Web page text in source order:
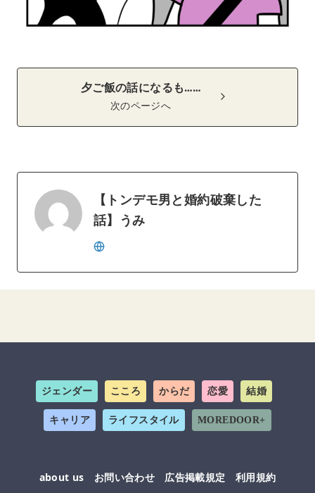
夕ご飯の話になるも……
次のページへ
【トンデモ男と婚約破棄した
話】うみ
ジェンダー こころ からだ 恋愛 結婚
キャリア ライフスタイル MOREDOOR+
about us お問い合わせ 広告掲載規定 利用規約